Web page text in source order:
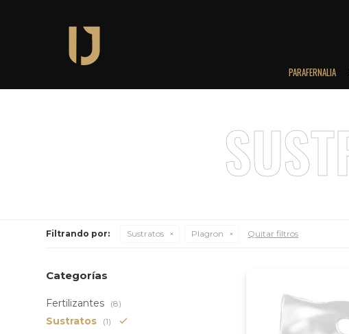
PARAFERNALIA
Filtrando por: Sustratos Plagron Quitar filtros
Categorías
Fertilizantes (8)
Sustratos (1)